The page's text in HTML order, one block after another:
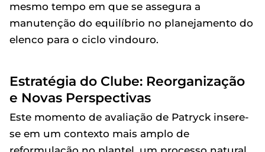
mesmo tempo em que se assegura a
manutenção do equilíbrio no planejamento do
elenco para o ciclo vindouro.
Estratégia do Clube: Reorganização
e Novas Perspectivas
Este momento de avaliação de Patryck insere-
se em um contexto mais amplo de